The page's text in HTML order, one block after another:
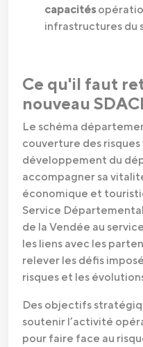
capacités
infrastructures du
Ce qu'il faut
nouveau
Le schéma
couverture des risques
développement du
accompagner sa
économique et
Service
de la Vendée au
les liens avec les
relever les défis
risques et les
Des objectifs
soutenir l’activité
pour faire face au